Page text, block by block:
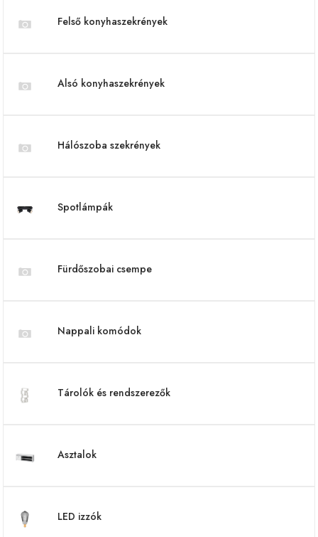
Felső konyhaszekrények
Alsó konyhaszekrények
Hálószoba szekrények
Spotlámpák
Fürdőszobai csempe
Nappali komódok
Tárolók és rendszerezők
Asztalok
LED izzók